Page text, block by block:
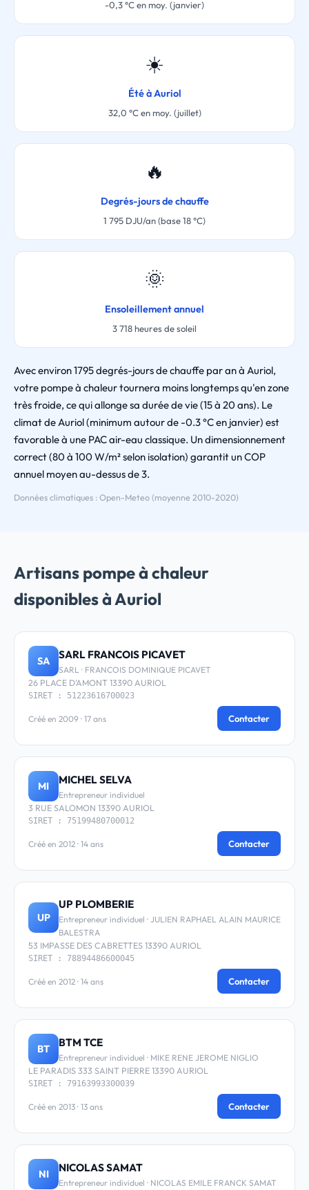
-0,3 °C en moy. (janvier)
☀️
Été à Auriol
32,0 °C en moy. (juillet)
🔥
Degrés-jours de chauffe
1 795 DJU/an (base 18 °C)
🌞
Ensoleillement annuel
3 718 heures de soleil
Avec environ 1795 degrés-jours de chauffe par an à Auriol,
votre pompe à chaleur tournera moins longtemps qu'en zone
très froide, ce qui allonge sa durée de vie (15 à 20 ans). Le
climat de Auriol (minimum autour de -0.3 °C en janvier) est
favorable à une PAC air-eau classique. Un dimensionnement
correct (80 à 100 W/m² selon isolation) garantit un COP
annuel moyen au-dessus de 3.
Données climatiques : Open-Meteo (moyenne 2010-2020)
Artisans pompe à chaleur
disponibles à Auriol
SA SARL FRANCOIS PICAVET
SARL · FRANCOIS DOMINIQUE PICAVET
26 PLACE D'AMONT 13390 AURIOL
SIRET : 51223616700023
Créé en 2009 · 17 ans Contacter
MI MICHEL SELVA
Entrepreneur individuel
3 RUE SALOMON 13390 AURIOL
SIRET : 75199480700012
Créé en 2012 · 14 ans Contacter
UP
UP PLOMBERIE
Entrepreneur individuel · JULIEN RAPHAEL ALAIN MAURICE
BALESTRA
53 IMPASSE DES CABRETTES 13390 AURIOL
SIRET : 78894486600045
Créé en 2012 · 14 ans Contacter
BT BTM TCE
Entrepreneur individuel · MIKE RENE JEROME NIGLIO
LE PARADIS 333 SAINT PIERRE 13390 AURIOL
SIRET : 79163993300039
Créé en 2013 · 13 ans Contacter
NI NICOLAS SAMAT
Entrepreneur individuel · NICOLAS EMILE FRANCK SAMAT